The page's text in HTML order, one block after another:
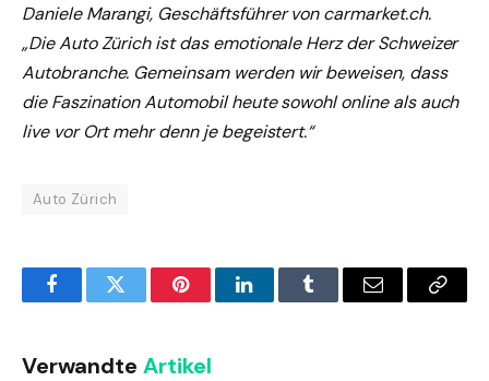
Daniele Marangi, Geschäftsführer von carmarket.ch.
„Die Auto Zürich ist das emotionale Herz der Schweizer
Autobranche. Gemeinsam werden wir beweisen, dass
die Faszination Automobil heute sowohl online als auch
live vor Ort mehr denn je begeistert.“
Auto Zürich
FacebookTwitter PinterestLinkedInTumblr Email
Copy
Verwandte Artikel